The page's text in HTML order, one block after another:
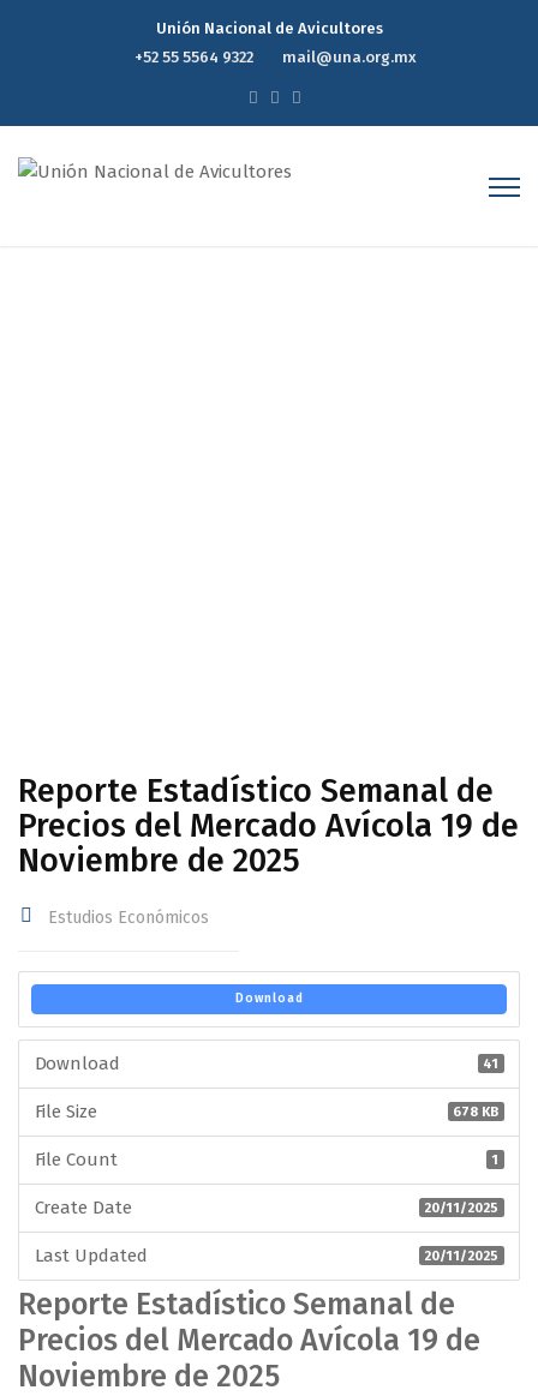
Unión Nacional de Avicultores
+52 55 5564 9322
mail@una.org.mx
Reporte Estadístico Semanal de
Precios del Mercado Avícola 19 de
Noviembre de 2025
Estudios Económicos
Download
Download 41
File Size 678 KB
File Count 1
Create Date 20/11/2025
Last Updated 20/11/2025
Reporte Estadístico Semanal de
Precios del Mercado Avícola 19 de
Noviembre de 2025